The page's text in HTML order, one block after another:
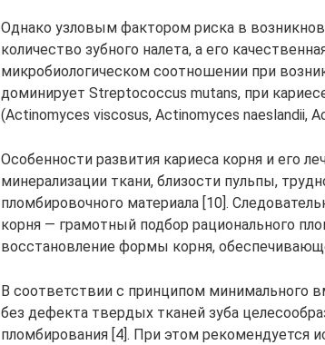
Однако узловым фактором риска в
количество зубного налета, а его
микробиологическом соотношении при
доминирует Streptococcus mutans, при
(Actinomyces viscosus, Actinomyces naeslandii,
Особенности развития кариеса корня и его
минерализации ткани, близости пульпы,
пломбировочного материала [10].
корня — грамотный подбор рационального
восстановление формы корня,
В соответствии с принципом минимального
без дефекта твердых тканей зуба
пломбирования [4]. При этом рекомендуется